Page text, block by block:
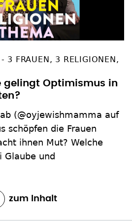
3 FRAUEN, 3 RELIGIONEN,
gelingt Optimismus in
(@oyjewishmamma auf
schöpfen die Frauen
ihnen Mut? Welche
Glaube und
zum Inhalt